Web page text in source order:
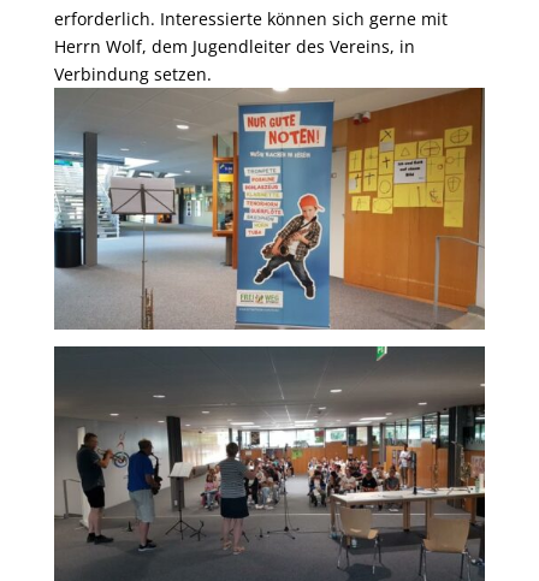
erforderlich. Interessierte können sich gerne mit
Herrn Wolf, dem Jugendleiter des Vereins, in
Verbindung setzen.